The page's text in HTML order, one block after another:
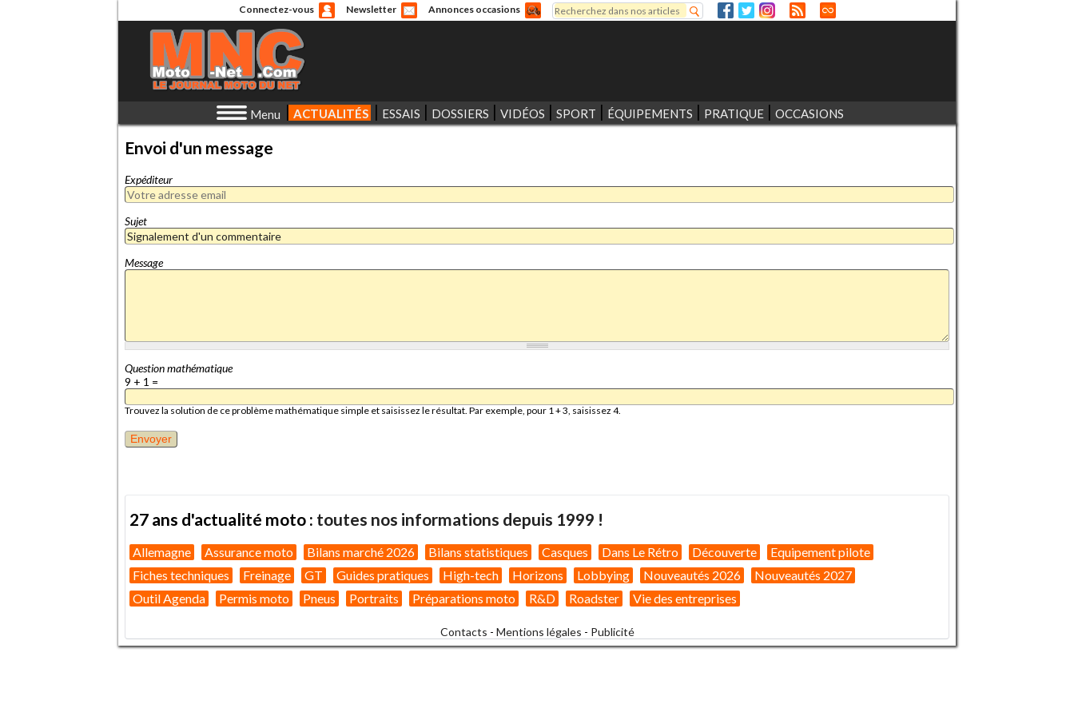
Connectez-vous Newsletter Annonces occasions
Formulaire de recherche
Rechercher
Menu ACTUALITÉS ESSAIS DOSSIERS VIDÉOS SPORT ÉQUIPEMENTS PRATIQUE OCCASIONS
Envoi d'un message
Expéditeur
Sujet
Message
Question mathématique
9 + 1 =
Trouvez la solution de ce problème mathématique simple et saisissez le résultat. Par exemple, pour 1 + 3, saisissez 4.
27 ans d'actualité moto : toutes nos informations depuis 1999 !
Allemagne Assurance moto Bilans marché 2026 Bilans statistiques Casques Dans Le Rétro Découverte
Equipement pilote
Fiches techniques
Freinage GT Guides pratiques High-tech Horizons Lobbying Nouveautés 2026
Nouveautés 2027
Outil Agenda
Permis moto Pneus Portraits Préparations moto R&D Roadster Vie des entreprises
Contacts - Mentions légales - Publicité